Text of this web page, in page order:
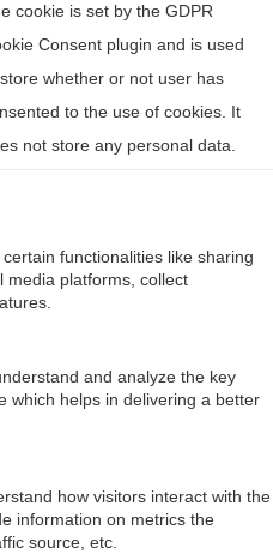
cookie is set by the GDPR
Consent plugin and is used
whether or not user has
to the use of cookies. It
not store any personal data.
functionalities like sharing
media platforms, collect
and analyze the key
which helps in delivering a better
how visitors interact with the
information on metrics the
source, etc.